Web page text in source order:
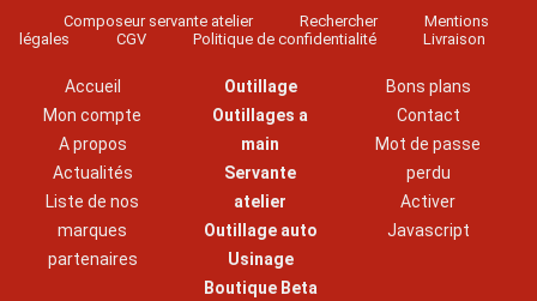
Composeur servante atelier Rechercher
Mentions
légales
CGV Politique de confidentialité Livraison
Accueil
Mon compte
A propos
Actualités
Liste de nos
marques
partenaires
Outillage
Outillages a
main
Servante
atelier
Outillage auto
Usinage
Boutique Beta
Bons plans
Contact
Mot de passe
perdu
Activer
Javascript